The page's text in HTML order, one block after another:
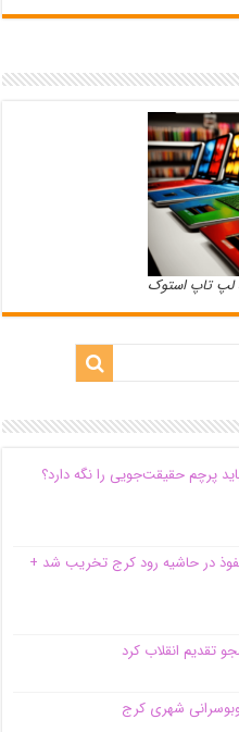
لپ تاپ استوک
پرچم حقیقت‌جویی را نگه دارد؟
در حاشیه‌ رود کرج تخریب شد +